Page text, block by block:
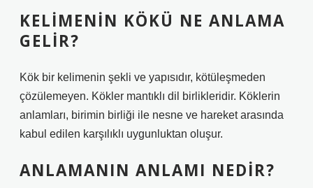
KELIMENIN KÖKÜ NE ANLAMA
GELIR?
Kök bir kelimenin şekli ve yapısıdır, kötüleşmeden
çözülemeyen. Kökler mantıklı dil birlikleridir. Köklerin
anlamları, birimin birliği ile nesne ve hareket arasında
kabul edilen karşılıklı uygunluktan oluşur.
ANLAMANIN ANLAMI NEDIR?